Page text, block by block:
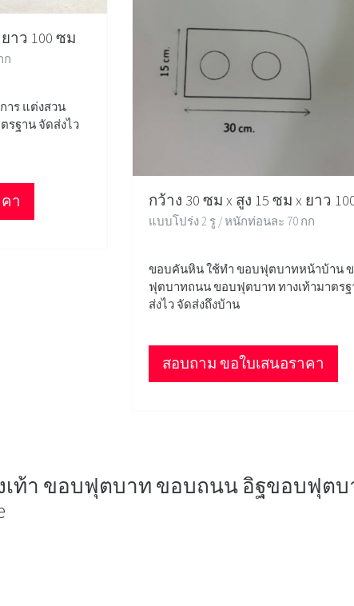
าว 100 ซม
ก
าร แต่งสวน
รฐาน จัดส่งไว
า กว้าง 30 ซม x สูง 15 ซม x ยาว
แบบโปร่ง 2 รู / หนักท่อนละ 70 กก
ขอบคันหิน ใช้ทำ ขอบฟุตบาทหน้าบ้าน
ฟุตบาทถนน ขอบฟุตบาท ทางเท้ามาตรฐ
ส่งไว จัดส่งถึงบ้าน
สอบถาม ขอใบเสนอราคา
ท้า ขอบฟุตบาท ขอบถนน อิฐขอบฟุต